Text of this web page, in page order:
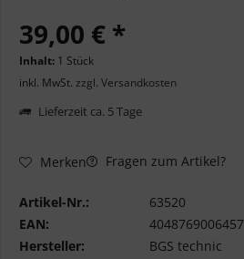
39,00 € *
Inhalt: 1 Stück
inkl. MwSt. zzgl. Versandkosten
Lieferzeit ca. 5 Tage
Merken Fragen zum Artikel?
Artikel-Nr.:
63520
EAN:
4048769006457
Hersteller:
BGS technic